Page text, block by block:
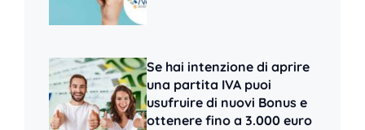
Se hai intenzione di aprire
una partita IVA puoi
usufruire di nuovi Bonus e
ottenere fino a 3.000 euro